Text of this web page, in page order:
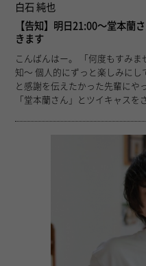
白石 純也
【告知】明日21:00〜堂本蘭
きます
こんばんはー。 「何度もすみません」 白石純也です。 〜急遽の告
知〜 個人的にずっと楽しみにしていた日が明日になりました。 ずっ
と感謝を伝えたかった先輩にやっと会えます
「堂本蘭さん」とツイキャスを